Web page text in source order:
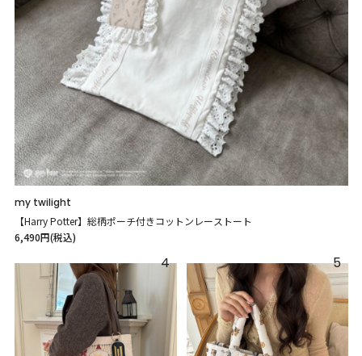
my twilight
【Harry Potter】総柄ポーチ付きコットンレーストート
6,490円(税込)
4 5